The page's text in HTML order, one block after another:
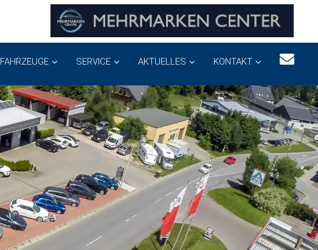
FAHRZEUGE SERVICE AKTUELLES KONTAKT